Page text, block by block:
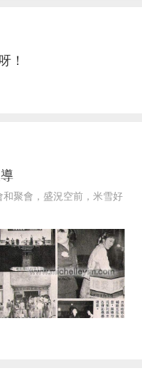
！
和聚會，盛況空前，米雪好